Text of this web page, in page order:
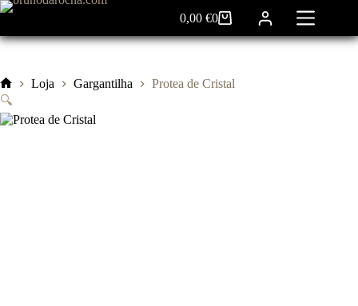
Pular
o
Carrinho
de
0,00€0
Início
Loja Gargantilha
Protea de Cristal
🔍